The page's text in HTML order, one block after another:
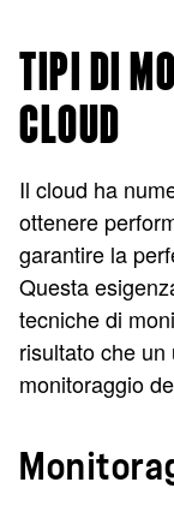
TIPI DI
CLOUD
Il cloud ha
ottenere
garantire la
Questa
tecniche di
risultato che
monitoraggio